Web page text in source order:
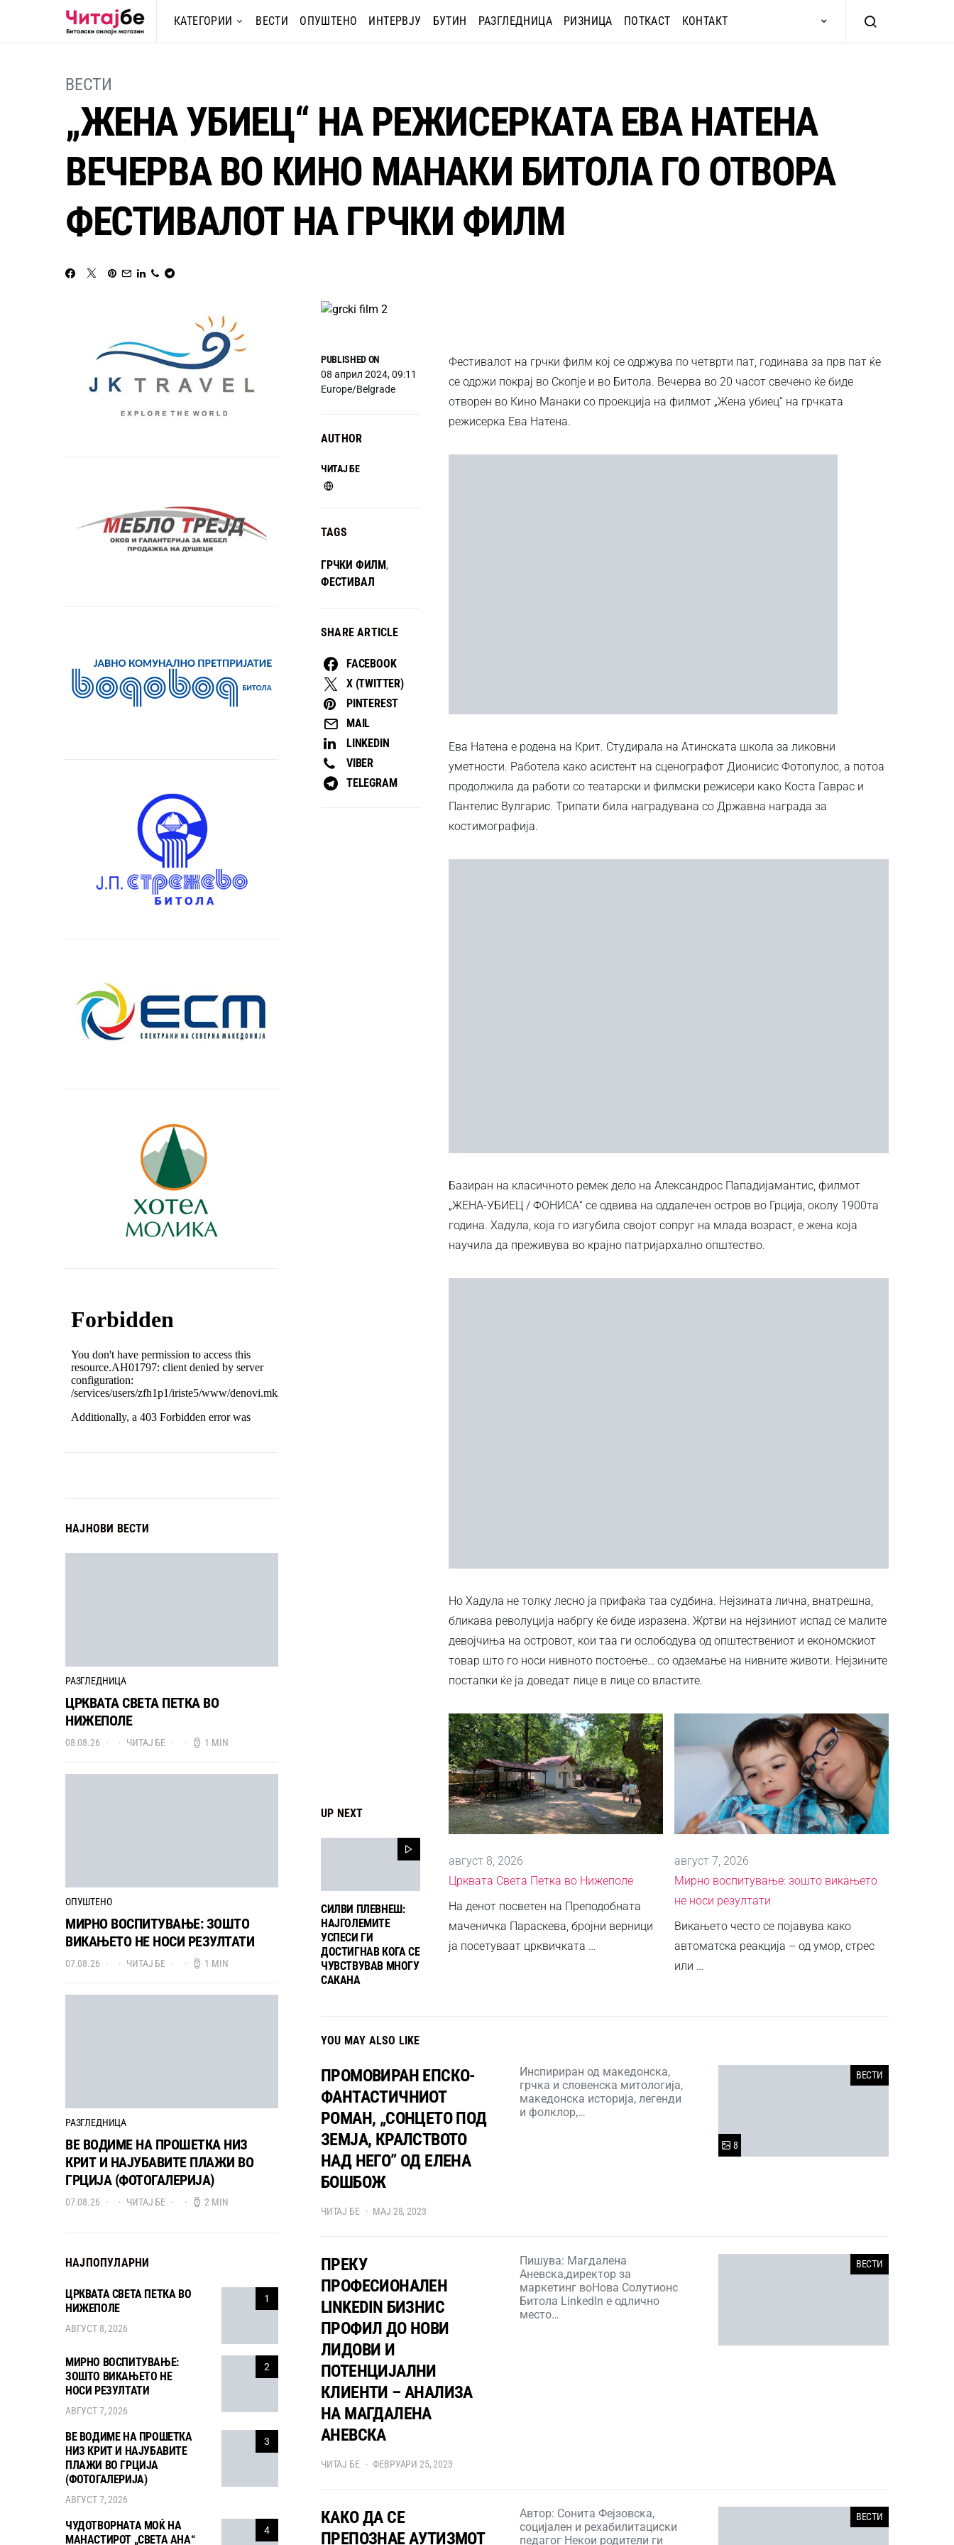
КАТЕГОРИИ ВЕСТИ ОПУШТЕНО ИНТЕРВЈУ БУТИН РАЗГЛЕДНИЦА РИЗНИЦА ПОТКАСТ КОНТАКТ
ВЕСТИ
„ЖЕНА УБИЕЦ“ НА РЕЖИСЕРКАТА ЕВА НАТЕНА
ВЕЧЕРВА ВО КИНО МАНАКИ БИТОЛА ГО ОТВОРА
ФЕСТИВАЛОТ НА ГРЧКИ ФИЛМ
UP NEXT
СИЛВИ ПЛЕВНЕШ:
НАЈГОЛЕМИТЕ
УСПЕСИ ГИ
ДОСТИГНАВ КОГА СЕ
ЧУВСТВУВАВ МНОГУ
САКАНА
PUBLISHED ON
08 април 2024, 09:11
Europe/Belgrade
AUTHOR
ЧИТАЈ БЕ
TAGS
ГРЧКИ ФИЛМ,
ФЕСТИВАЛ
SHARE ARTICLE
FACEBOOK
X (TWITTER)
PINTEREST
MAIL
LINKEDIN
VIBER
TELEGRAM
Фестивалот на грчки филм кој се одржува по четврти пат, годинава за прв пат ќе
се одржи покрај во Скопје и во Битола. Вечерва во 20 часот свечено ќе биде
отворен во Кино Манаки со проекција на филмот „Жена убиец“ на грчката
режисерка Ева Натена.
Ева Натена е родена на Крит. Студирала на Атинската школа за ликовни
уметности. Работела како асистент на сценографот Дионисис Фотопулос, а потоа
продолжила да работи со театарски и филмски режисери како Коста Гаврас и
Пантелис Вулгарис. Трипати била наградувана со Државна награда за
костимографија.
Базиран на класичното ремек дело на Александрос Пападијамантис, филмот
„ЖЕНА-УБИЕЦ / ФОНИСА“ се одвива на оддалечен остров во Грција, околу 1900та
година. Хадула, која го изгубила својот сопруг на млада возраст, е жена која
научила да преживува во крајно патријархално општество.
Но Хадула не толку лесно ја прифаќа таа судбина. Нејзината лична, внатрешна,
бликава револуција набргу ќе биде изразена. Жртви на нејзиниот испад се малите
девојчиња на островот, кои таа ги ослободува од општествениот и економскиот
товар што го носи нивното постоење… со одземање на нивните животи. Нејзините
постапки ќе ја доведат лице в лице со властите.
август 8, 2026
Црквата Света Петка во Нижеполе
На денот посветен на Преподобната
маченичка Параскева, бројни верници
ја посетуваат црквичката …
август 7, 2026
Мирно воспитување: зошто викањето
не носи резултати
Викањето често се појавува како
автоматска реакција – од умор, стрес
или …
YOU MAY ALSO LIKE
ВЕСТИ
8
ПРОМОВИРАН ЕПСКО-
ФАНТАСТИЧНИОТ
РОМАН, „СОНЦЕТО ПОД
ЗЕМЈА, КРАЛСТВОТО
НАД НЕГО” ОД ЕЛЕНА
БОШБОЖ
Инспириран од македонска,
грчка и словенска митологија,
македонска историја, легенди
и фолклор,…
ЧИТАЈ БЕ МАЈ 28, 2023
ВЕСТИ
ПРЕКУ
ПРОФЕСИОНАЛЕН
LINKEDIN БИЗНИС
ПРОФИЛ ДО НОВИ
ЛИДОВИ И
ПОТЕНЦИЈАЛНИ
КЛИЕНТИ – АНАЛИЗА
НА МАГДАЛЕНА
АНЕВСКА
Пишува: Магдалена
Аневска,директор за
маркетинг воНова Солутионс
Битола LinkedIn е одлично
место…
ЧИТАЈ БЕ ФЕВРУАРИ 25, 2023
ВЕСТИ
КАКО ДА СЕ
ПРЕПОЗНАЕ АУТИЗМОТ
Автор: Сонита Фејзовска,
социјален и рехабилитациски
педагог Некои родители ги
НАЈНОВИ ВЕСТИ
РАЗГЛЕДНИЦА
ЦРКВАТА СВЕТА ПЕТКА ВО
НИЖЕПОЛЕ
08.08.26 ЧИТАЈ БЕ 1 MIN
ОПУШТЕНО
МИРНО ВОСПИТУВАЊЕ: ЗОШТО
ВИКАЊЕТО НЕ НОСИ РЕЗУЛТАТИ
07.08.26 ЧИТАЈ БЕ 1 MIN
РАЗГЛЕДНИЦА
ВЕ ВОДИМЕ НА ПРОШЕТКА НИЗ
КРИТ И НАЈУБАВИТЕ ПЛАЖИ ВО
ГРЦИЈА (ФОТОГАЛЕРИЈА)
07.08.26 ЧИТАЈ БЕ 2 MIN
НАЈПОПУЛАРНИ
1
ЦРКВАТА СВЕТА ПЕТКА ВО
НИЖЕПОЛЕ
АВГУСТ 8, 2026
2
МИРНО ВОСПИТУВАЊЕ:
ЗОШТО ВИКАЊЕТО НЕ
НОСИ РЕЗУЛТАТИ
АВГУСТ 7, 2026
3
ВЕ ВОДИМЕ НА ПРОШЕТКА
НИЗ КРИТ И НАЈУБАВИТЕ
ПЛАЖИ ВО ГРЦИЈА
(ФОТОГАЛЕРИЈА)
АВГУСТ 7, 2026
4
ЧУДОТВОРНАТА МОЌ НА
МАНАСТИРОТ „СВЕТА АНА“